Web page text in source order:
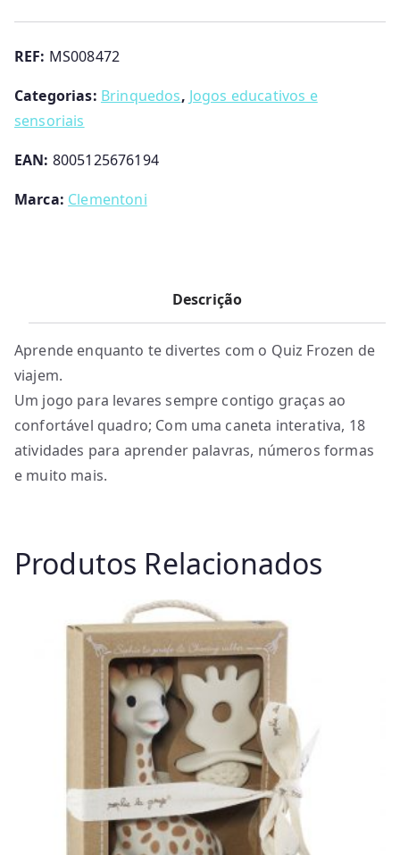
REF: MS008472
Categorias: Brinquedos, Jogos educativos e
sensoriais
EAN: 8005125676194
Marca: Clementoni
Descrição
Aprende enquanto te divertes com o Quiz Frozen de
viajem.
Um jogo para levares sempre contigo graças ao
confortável quadro; Com uma caneta interativa, 18
atividades para aprender palavras, números formas
e muito mais.
Produtos Relacionados